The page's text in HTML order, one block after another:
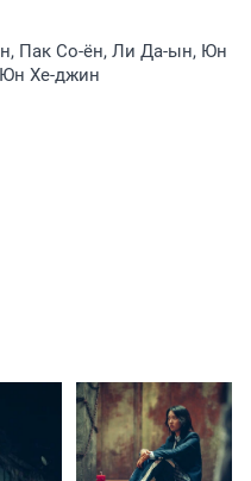
Пак Со-ён, Ли Да-ын, Юн
Хе-джин